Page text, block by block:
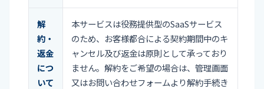
解
約・
返金
につ
いて
本サービスは役務提供型のSaaSサービス
のため、お客様都合による契約期間中のキ
ャンセル及び返金は原則として承っており
ません。解約をご希望の場合は、管理画面
又はお問い合わせフォームより解約手続き